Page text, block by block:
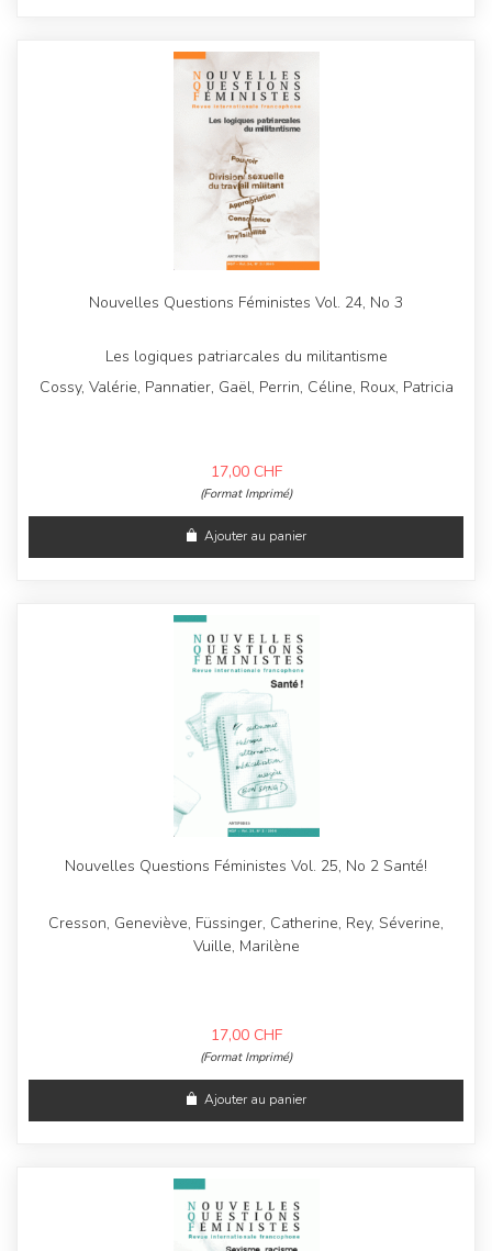
Nouvelles Questions Féministes Vol. 24, No 3
Les logiques patriarcales du militantisme
Cossy, Valérie, Pannatier, Gaël, Perrin, Céline, Roux, Patricia
17,00 CHF
(Format Imprimé)
Ajouter au panier
Nouvelles Questions Féministes Vol. 25, No 2 Santé!
Cresson, Geneviève, Füssinger, Catherine, Rey, Séverine,
Vuille, Marilène
17,00 CHF
(Format Imprimé)
Ajouter au panier